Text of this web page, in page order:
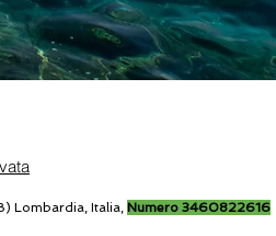
Lombardia, Italia, Numero 3460822616